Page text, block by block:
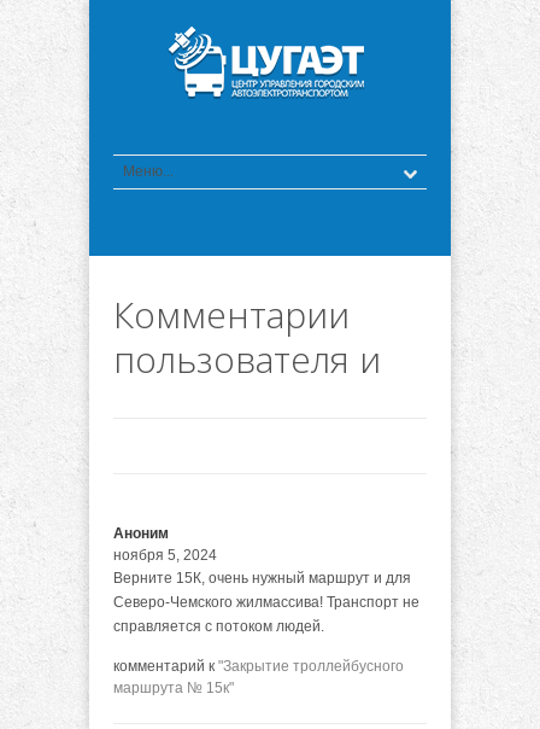
Комментарии
пользователя и
Аноним
ноября 5, 2024
Верните 15К, очень нужный маршрут и для
Северо-Чемского жилмассива! Транспорт не
справляется с потоком людей.
комментарий к "Закрытие троллейбусного
маршрута № 15к"